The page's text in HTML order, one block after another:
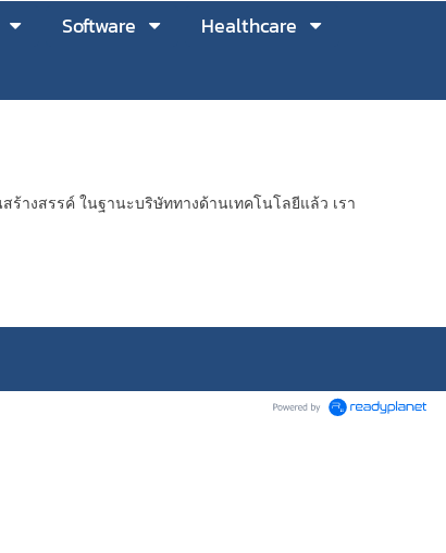
Software
Healthcare
างสรรค์ ในฐานะบริษัททางด้านเทคโนโลยีแล้ว เรา